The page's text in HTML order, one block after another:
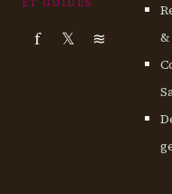
ET GUIDES
f 𝕏 ≋